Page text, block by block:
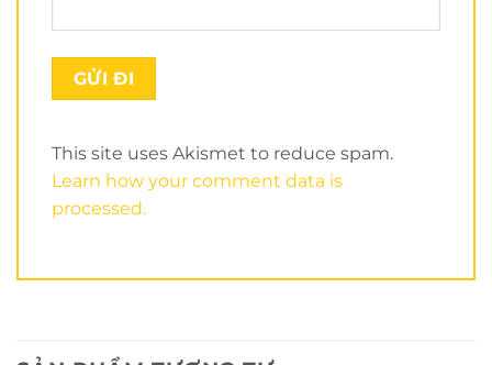
This site uses Akismet to reduce spam.
Learn how your comment data is
processed.